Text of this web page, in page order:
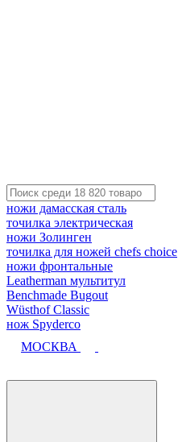
ножи дамасская сталь
точилка электрическая
ножи Золинген
точилка для ножей chefs choice
ножи фронтальные
Leatherman мультитул
Benchmade Bugout
Wüsthof Classic
нож Spyderco
МОСКВА